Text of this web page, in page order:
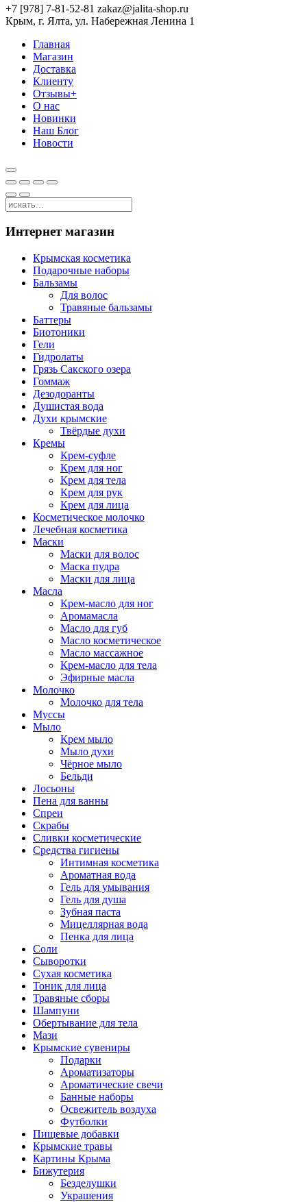
+7 [978] 7-81-52-81 zakaz@jalita-shop.ru
Крым, г. Ялта, ул. Набережная Ленина 1
Главная
Магазин
Доставка
Клиенту
Отзывы+
О нас
Новинки
Наш Блог
Новости
Интернет магазин
Крымская косметика
Подарочные наборы
Бальзамы
Для волос
Травяные бальзамы
Баттеры
Биотоники
Гели
Гидролаты
Грязь Сакского озера
Гоммаж
Дезодоранты
Душистая вода
Духи крымские
Твёрдые духи
Кремы
Крем-суфле
Крем для ног
Крем для тела
Крем для рук
Крем для лица
Косметическое молочко
Лечебная косметика
Маски
Маски для волос
Маска пудра
Маски для лица
Масла
Крем-масло для ног
Аромамасла
Масло для губ
Масло косметическое
Масло массажное
Крем-масло для тела
Эфирные масла
Молочко
Молочко для тела
Муссы
Мыло
Крем мыло
Мыло духи
Чёрное мыло
Бельди
Лосьоны
Пена для ванны
Спреи
Скрабы
Сливки косметические
Средства гигиены
Интимная косметика
Ароматная вода
Гель для умывания
Гель для душа
Зубная паста
Мицеллярная вода
Пенка для лица
Соли
Сыворотки
Сухая косметика
Тоник для лица
Травяные сборы
Шампуни
Обертывание для тела
Мази
Крымские сувениры
Подарки
Ароматизаторы
Ароматические свечи
Банные наборы
Освежитель воздуха
Футболки
Пищевые добавки
Крымские травы
Картины Крыма
Бижутерия
Безделушки
Украшения